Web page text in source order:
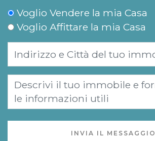
Voglio Vendere la mia Casa
Voglio Affittare la mia Casa
INVIA IL MESSAGGIO